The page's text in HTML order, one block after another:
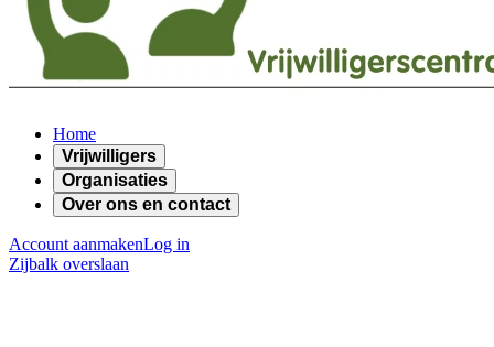
Home
Vrijwilligers
Organisaties
Over ons en contact
Account aanmakenLog in
Zijbalk overslaan